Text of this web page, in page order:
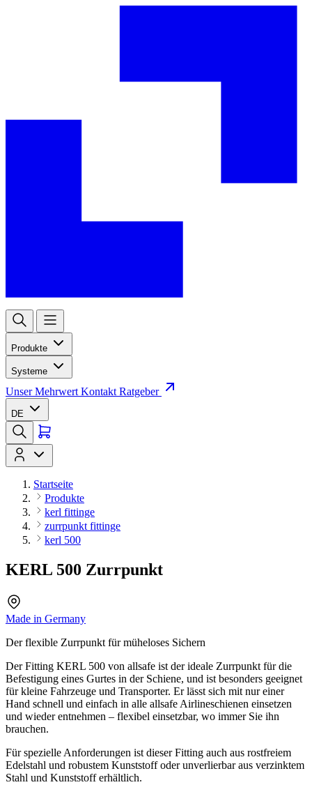
Produkte
Systeme
Unser Mehrwert Kontakt Ratgeber
DE
Startseite
Produkte
kerl fittinge
zurrpunkt fittinge
kerl 500
KERL 500 Zurrpunkt
Made in Germany
Der flexible Zurrpunkt für müheloses Sichern
Der Fitting KERL 500 von allsafe ist der ideale Zurrpunkt für die
Befestigung eines Gurtes in der Schiene, und ist besonders geeignet
für kleine Fahrzeuge und Transporter. Er lässt sich mit nur einer
Hand schnell und einfach in alle allsafe Airlineschienen einsetzen
und wieder entnehmen – flexibel einsetzbar, wo immer Sie ihn
brauchen.
Für spezielle Anforderungen ist dieser Fitting auch aus rostfreiem
Edelstahl und robustem Kunststoff oder unverlierbar aus verzinktem
Stahl und Kunststoff erhältlich.